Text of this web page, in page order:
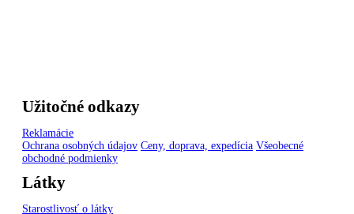
Užitočné odkazy
Reklamácie
Ochrana osobných údajov Ceny, doprava, expedícia Všeobecné
obchodné podmienky
Látky
Starostlivosť o látky